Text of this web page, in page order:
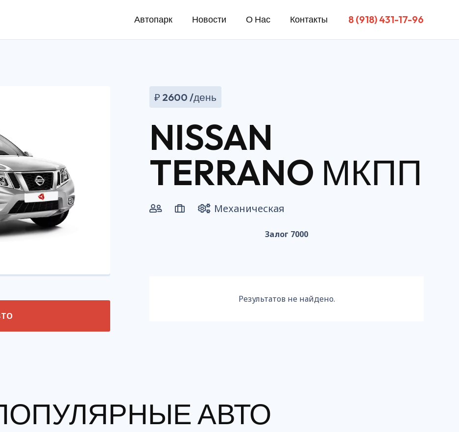
Автопарк Новости О Нас Контакты 8 (918) 431-17-96
₽ 2600 /день
NISSAN
TERRANO МКПП
Механическая
Залог 7000
Результатов не найдено.
АВТО